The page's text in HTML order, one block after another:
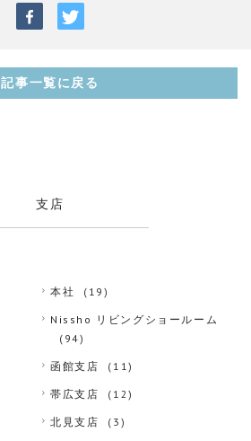
記事一覧に戻る
支店
本社 (19)
Nissho リビングショールーム
(94)
函館支店 (11)
帯広支店 (12)
北見支店 (3)